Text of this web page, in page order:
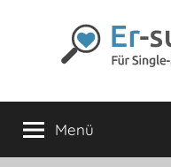
Er-
sucht-
die
Männer
Menü